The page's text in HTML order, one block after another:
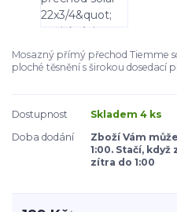
Mosazný přímý přechod Tiemme
ploché těsnění s širokou dosedací
Dostupnost
Skladem 4 ks
Doba dodání
Zboží Vám
1:00. Stačí,
zítra do 1:00